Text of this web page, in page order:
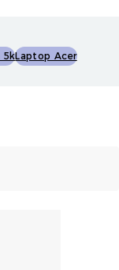
5kLaptop Acer